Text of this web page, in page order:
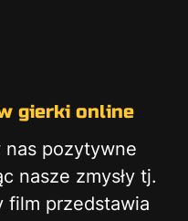
gierki online
nas pozytywne
nasze zmysły tj.
film przedstawia